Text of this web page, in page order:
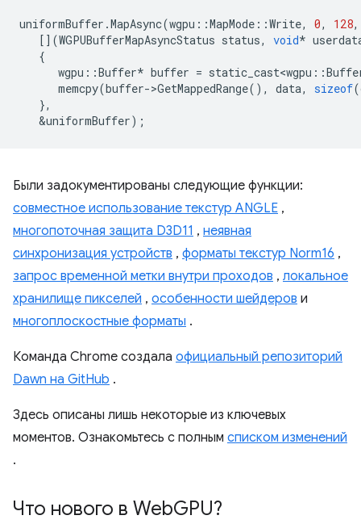
uniformBuffer .MapAsync(wgpu ::MapMode ::Write, 0, 128,
[](WGPUBufferMapAsyncStatus status, void*
{
wgpu ::Buffer* buffer = static_cast<wgpu ::
memcpy(buffer->GetMappedRange(), data, sizeof(
},
&uniformBuffer);
Были задокументированы следующие функции:
совместное использование текстур ANGLE ,
многопоточная защита D3D11 , неявная
синхронизация устройств , форматы текстур Norm16 ,
запрос временной метки внутри проходов , локальное
хранилище пикселей , особенности шейдеров и
многоплоскостные форматы .
Команда Chrome создала официальный репозиторий
Dawn на GitHub .
Здесь описаны лишь некоторые из ключевых
моментов. Ознакомьтесь с полным списком изменений
.
Что нового в WebGPU?